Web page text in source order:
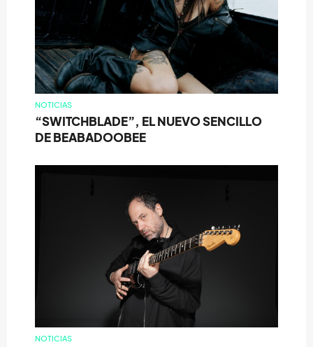
NOTICIAS
“SWITCHBLADE”, EL NUEVO SENCILLO
DE BEABADOOBEE
NOTICIAS